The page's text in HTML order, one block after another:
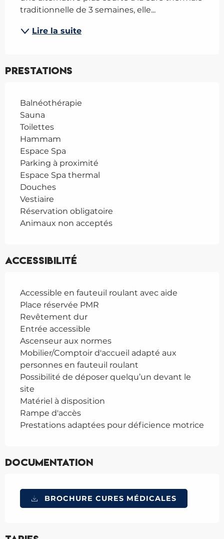
traditionnelle de 3 semaines, elle...
Lire la suite
Prestations
Balnéothérapie
Sauna
Toilettes
Hammam
Espace Spa
Parking à proximité
Espace Spa thermal
Douches
Vestiaire
Réservation obligatoire
Animaux non acceptés
Accessibilité
Accessible en fauteuil roulant avec aide
Place réservée PMR
Revêtement dur
Entrée accessible
Ascenseur aux normes
Mobilier/Comptoir d'accueil adapté aux
personnes en fauteuil roulant
Possibilité de déposer quelqu’un devant le
site
Matériel à disposition
Rampe d'accès
Prestations adaptées pour déficience motrice
Documentation
BROCHURE CURES MÉDICALES